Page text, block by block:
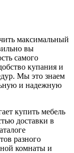
максимальный
вы
самого
купания и
Мы это знаем
и надежную
купить мебель
доставки в
разного
комнаты и